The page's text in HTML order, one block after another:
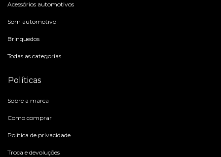
Acessórios automotivos
Som automotivo
Brinquedos
Todas as categorias
Políticas
Sobre a marca
Como comprar
Política de privacidade
Troca e devoluções